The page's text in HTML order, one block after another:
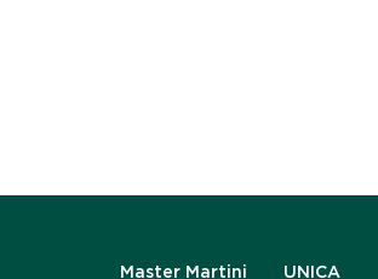
Master Martini UNICA